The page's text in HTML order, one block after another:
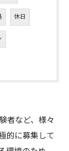
休日
者など、様々
的に募集して